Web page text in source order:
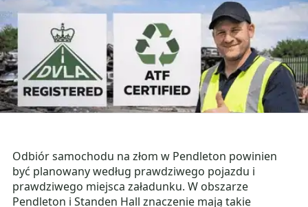
Odbiór samochodu na złom w Pendleton powinien
być planowany według prawdziwego pojazdu i
prawdziwego miejsca załadunku. W obszarze
Pendleton i Standen Hall znaczenie mają takie